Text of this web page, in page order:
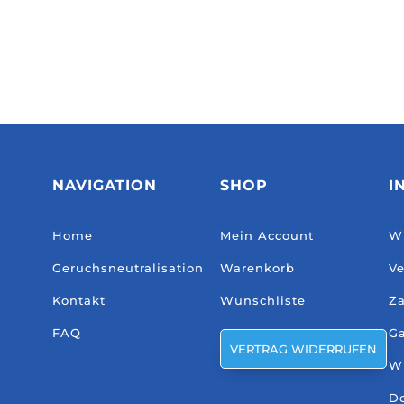
NAVIGATION
Home
Geruchsneutralisation
Kontakt
FAQ
SHOP
Mein Account
Warenkorb
Wunschliste
VERTRAG WIDERRUFEN